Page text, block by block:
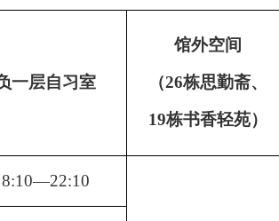
一层自习室
馆外空间
（26栋思勤斋、
19栋书香轻苑）
8:10—22:10